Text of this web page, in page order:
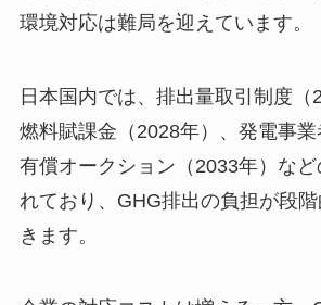
環境対応は難局を迎えています。
日本国内では、排出量取引制度（
燃料賦課金（2028年）、発電事
有償オークション（2033年）など
れており、GHG排出の負担が段
きます。